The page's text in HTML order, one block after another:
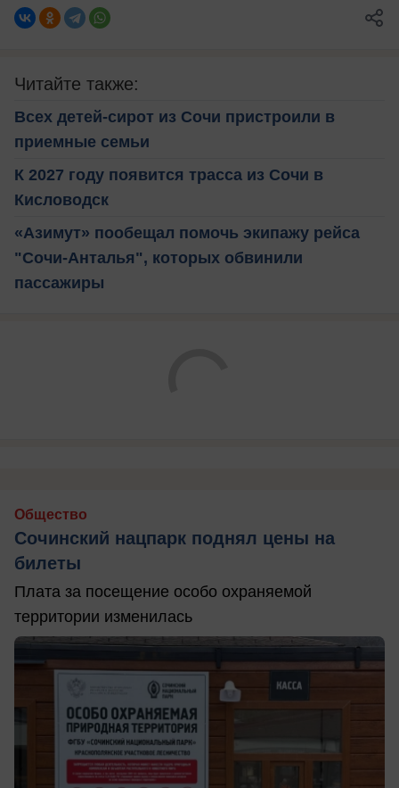
Читайте также:
Всех детей-сирот из Сочи пристроили в
приемные семьи
К 2027 году появится трасса из Сочи в
Кисловодск
«Азимут» пообещал помочь экипажу рейса
"Сочи-Анталья", которых обвинили
пассажиры
Общество
Сочинский нацпарк поднял цены на
билеты
Плата за посещение особо охраняемой
территории изменилась